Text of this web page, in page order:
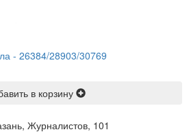
- 26384/28903/30769
в корзину
Журналистов, 101